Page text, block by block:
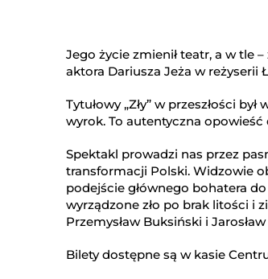
Jego życie zmienił teatr, a w tle
aktora Dariusza Jeża w reżyserii
Tytułowy „Zły” w przeszłości
wyrok. To autentyczna
Spektakl prowadzi nas przez
transformacji Polski. Widzowie
podejście głównego bohatera
wyrządzone zło po brak litości i
Przemysław Buksiński i
Bilety dostępne są w kasie